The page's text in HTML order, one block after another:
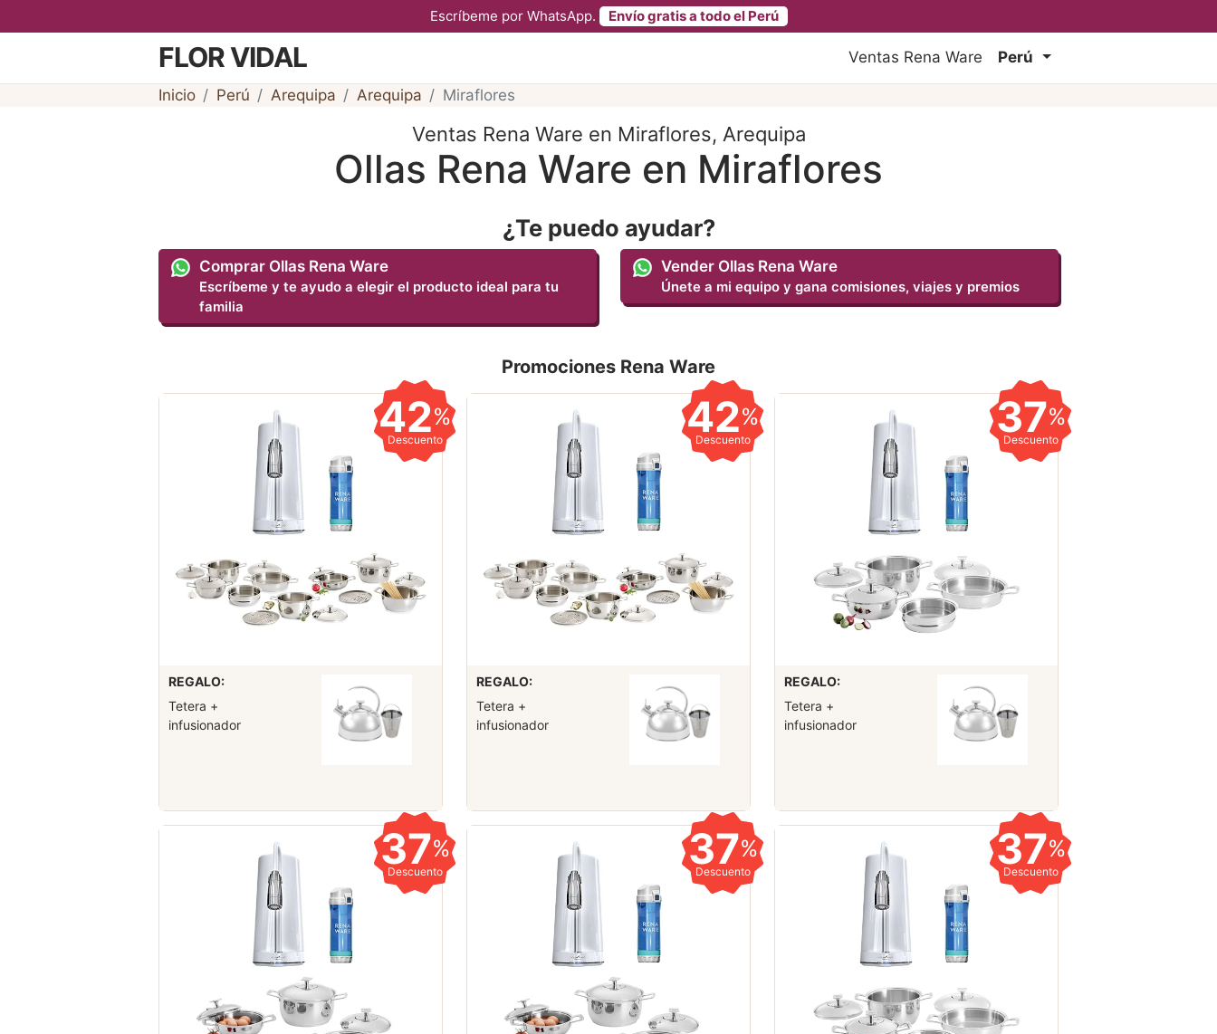
Escríbeme por WhatsApp. Envío gratis a todo el Perú
FLOR VIDAL Ventas Rena Ware Perú
Inicio Perú Arequipa Arequipa Miraflores
Ventas Rena Ware en Miraflores, Arequipa
Ollas Rena Ware en Miraflores
¿Te puedo ayudar?
Comprar Ollas Rena Ware
Escríbeme y te ayudo a elegir el producto ideal para tu
familia
Vender Ollas Rena Ware
Únete a mi equipo y gana comisiones, viajes y premios
Promociones Rena Ware
42%
Descuento
REGALO:
Tetera +
infusionador
42%
Descuento
REGALO:
Tetera +
infusionador
37%
Descuento
REGALO:
Tetera +
infusionador
37%
Descuento 37%
Descuento 37%
Descuento